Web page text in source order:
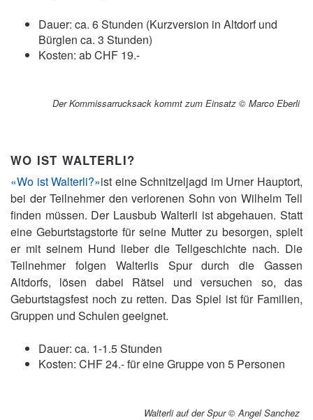
Dauer: ca. 6 Stunden (Kurzversion in Altdorf und
Bürglen ca. 3 Stunden)
Kosten: ab CHF 19.-
Der Kommissarrucksack kommt zum Einsatz © Marco Eberli
WO IST WALTERLI?
«Wo ist Walterli?»ist eine Schnitzeljagd im Urner Hauptort,
bei der Teilnehmer den verlorenen Sohn von Wilhelm Tell
finden müssen. Der Lausbub Walterli ist abgehauen. Statt
eine Geburtstagstorte für seine Mutter zu besorgen, spielt
er mit seinem Hund lieber die Tellgeschichte nach. Die
Teilnehmer folgen Walterlis Spur durch die Gassen
Altdorfs, lösen dabei Rätsel und versuchen so, das
Geburtstagsfest noch zu retten. Das Spiel ist für Familien,
Gruppen und Schulen geeignet.
Dauer: ca. 1-1.5 Stunden
Kosten: CHF 24.- für eine Gruppe von 5 Personen
Walterli auf der Spur © Angel Sanchez